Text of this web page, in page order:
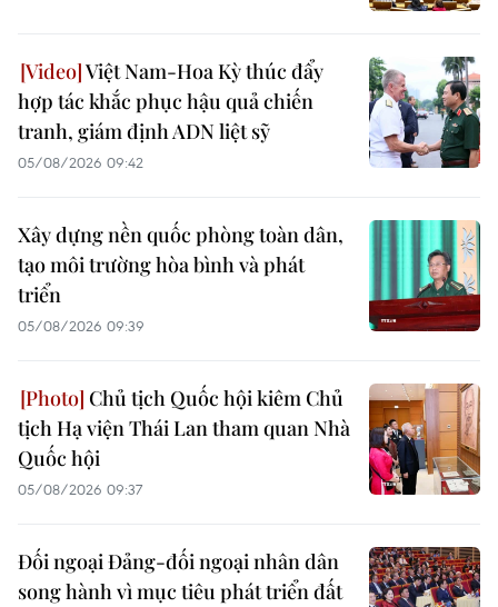
Việt Nam-Hoa Kỳ thúc đẩy
hợp tác khắc phục hậu quả chiến
tranh, giám định ADN liệt sỹ
05/08/2026 09:42
Xây dựng nền quốc phòng toàn dân,
tạo môi trường hòa bình và phát
triển
05/08/2026 09:39
Chủ tịch Quốc hội kiêm Chủ
tịch Hạ viện Thái Lan tham quan Nhà
Quốc hội
05/08/2026 09:37
Đối ngoại Đảng-đối ngoại nhân dân
song hành vì mục tiêu phát triển đất